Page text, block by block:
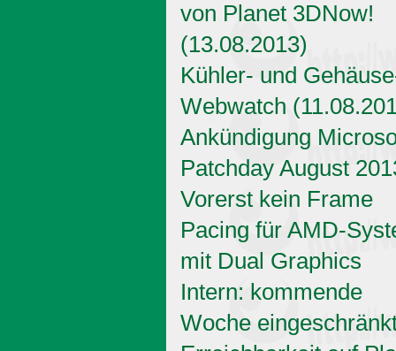
von Planet 3DNow!
(13.08.2013)
Kühler- und
Webwatch
Ankündigung
Patchday August
Vorerst kein Frame
Pacing für AMD-
mit Dual Graphics
Intern: kommende
Woche